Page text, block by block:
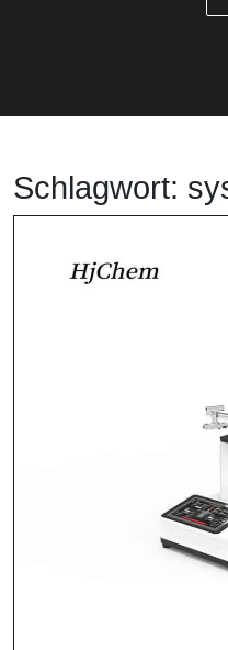
Schlagwort: